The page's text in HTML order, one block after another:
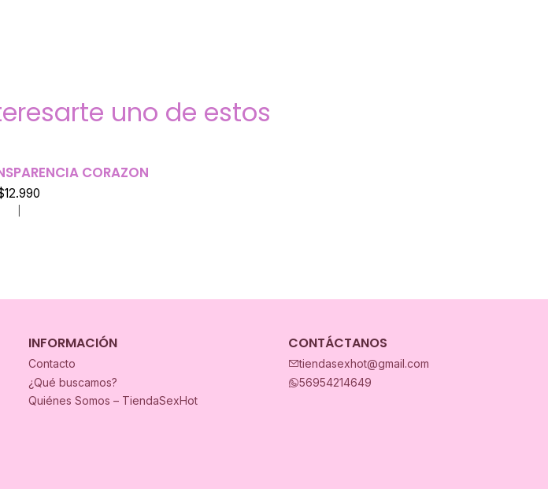
uno de estos
CORAZON
INFORMACIÓN
Contacto
¿Qué buscamos?
Quiénes Somos – TiendaSexHot
CONTÁCTANOS
tiendasexhot@gmail.com
56954214649